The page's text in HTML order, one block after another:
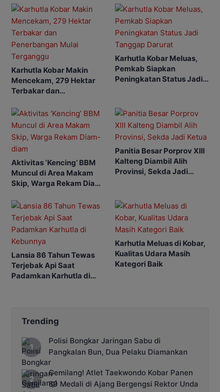
Karhutla Kobar Makin
Mencekam, 279 Hektar
Terbakar dan
Terganggu
Karhutla Kobar Meluas,
Pemkab Siapkan
Peningkatan Status Jadi
Aktivitas ‘Kencing’ BBM
Muncul di Area Makam
Skip, Warga Rekam Diam-
Panitia Besar Porprov Xlll
Kalteng Diambil Alih
Provinsi, Sekda Jadi
Lansia 86 Tahun Tewas
Terjebak Api Saat
Padamkan Karhutla di
Karhutla Meluas di Kobar,
Kualitas Udara Masih
Kategori Baik
Trending
Polisi Bongkar Jaringan Sabu di
Pangkalan Bun, Dua Pelaku Diamankan
Gemilang! Atlet Taekwondo Kobar Panen
89 Medali di Ajang Bergengsi Rektor Unda